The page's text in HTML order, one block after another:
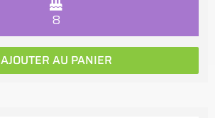
8
AJOUTER AU PANIER